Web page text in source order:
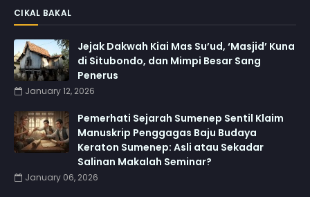
CIKAL BAKAL
Jejak Dakwah Kiai Mas Su’ud, ‘Masjid’ Kuna
di Situbondo, dan Mimpi Besar Sang
Penerus
January 12, 2026
Pemerhati Sejarah Sumenep Sentil Klaim
Manuskrip Penggagas Baju Budaya
Keraton Sumenep: Asli atau Sekadar
Salinan Makalah Seminar?
January 06, 2026